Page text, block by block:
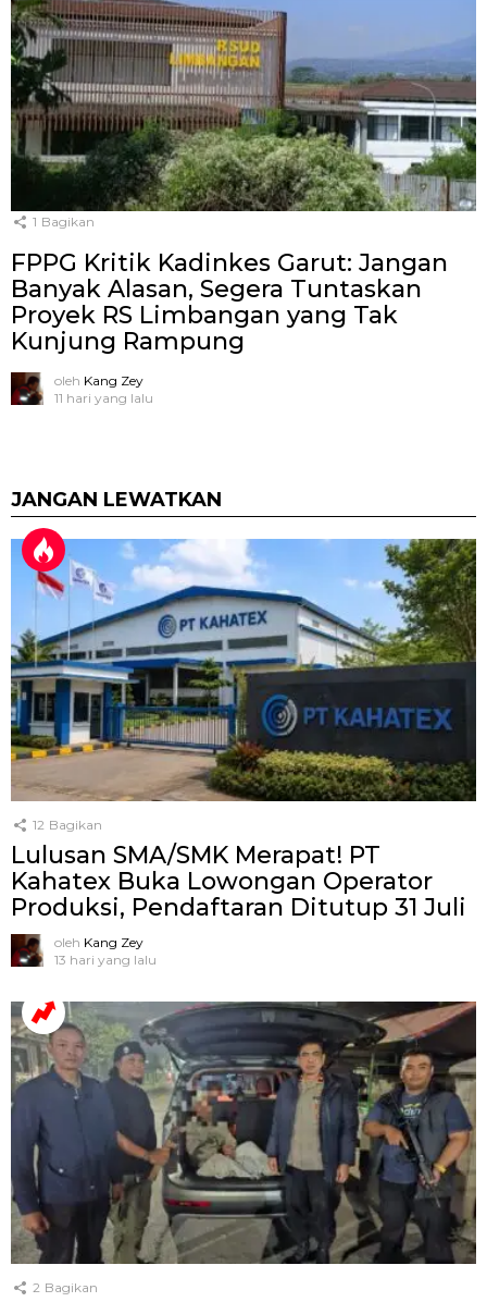
1 Bagikan
FPPG Kritik Kadinkes Garut: Jangan
Banyak Alasan, Segera Tuntaskan
Proyek RS Limbangan yang Tak
Kunjung Rampung
oleh Kang Zey
11 hari yang lalu
JANGAN LEWATKAN
12 Bagikan
Lulusan SMA/SMK Merapat! PT
Kahatex Buka Lowongan Operator
Produksi, Pendaftaran Ditutup 31 Juli
oleh Kang Zey
13 hari yang lalu
2 Bagikan